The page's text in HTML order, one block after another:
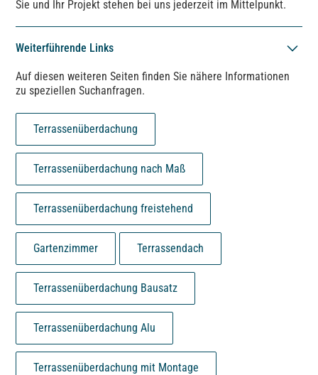
Sie und Ihr Projekt stehen bei uns jederzeit im Mittelpunkt.
Weiterführende Links
Auf diesen weiteren Seiten finden Sie nähere Informationen
zu speziellen Suchanfragen.
Terrassenüberdachung
Terrassenüberdachung nach Maß
Terrassenüberdachung freistehend
Gartenzimmer Terrassendach
Terrassenüberdachung Bausatz
Terrassenüberdachung Alu
Terrassenüberdachung mit Montage